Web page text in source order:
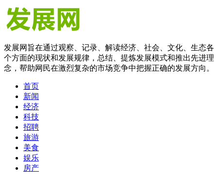
发展网旨在通过观察、记录、解读经济、社会、文化、生态各
个方面的现状和发展规律，总结、提炼发展模式和推出先进理
念，帮助网民在激烈复杂的市场竞争中把握正确的发展方向。
首页
新闻
经济
科技
招聘
旅游
美食
娱乐
房产